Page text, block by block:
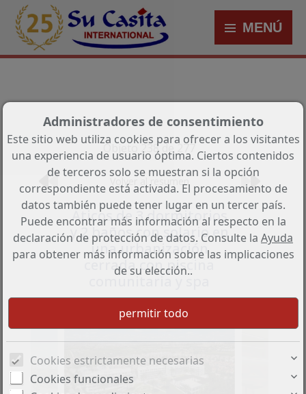
MENÚ
Objeto 238 de 277
Volver al resumen
Áticos de 3 dormitorios
y 2 baños con solario en
una urbanización
cerrada con piscina
Referencia: HA-GUN-439-A04
Administradores de consentimiento
Este sitio web utiliza cookies para ofrecer a los visitantes
una experiencia de usuario óptima. Ciertos contenidos
de terceros solo se muestran si la opción
correspondiente está activada. El procesamiento de
datos también puede tener lugar en un tercer país.
Puede encontrar más información al respecto en la
declaración de protección de datos. Consulte la Ayuda
para obtener más información sobre las implicaciones
de su elección..
Cookies estrictamente necesarias
Cookies funcionales